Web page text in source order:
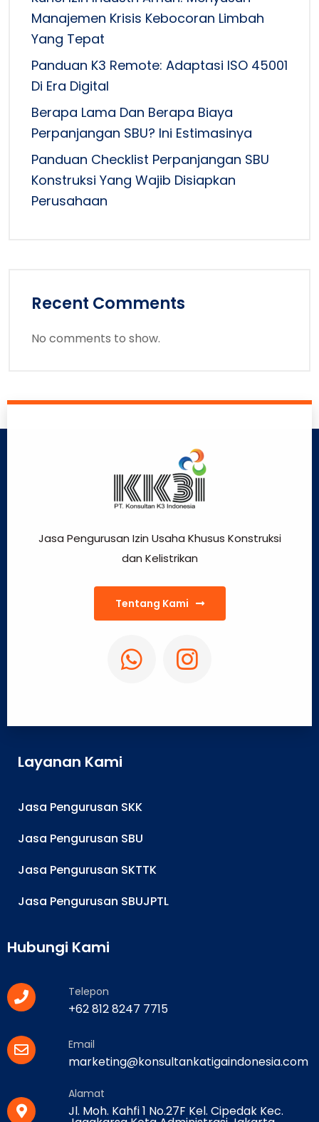
Manajemen Krisis Kebocoran Limbah
Yang Tepat
Panduan K3 Remote: Adaptasi ISO 45001
Di Era Digital
Berapa Lama Dan Berapa Biaya
Perpanjangan SBU? Ini Estimasinya
Panduan Checklist Perpanjangan SBU
Konstruksi Yang Wajib Disiapkan
Perusahaan
Recent Comments
No comments to show.
Jasa Pengurusan Izin Usaha Khusus Konstruksi
dan Kelistrikan
Tentang Kami
Layanan Kami
Jasa Pengurusan SKK
Jasa Pengurusan SBU
Jasa Pengurusan SKTTK
Jasa Pengurusan SBUJPTL
Hubungi Kami
Telepon
+62 812 8247 7715
Email
marketing@konsultankatigaindonesia.com
Alamat
Jl. Moh. Kahfi 1 No.27F Kel. Cipedak Kec.